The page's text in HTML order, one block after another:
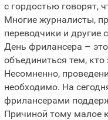
с гордостью говорят,
Многие журналисты,
переводчики и другие
День фрилансера –
объединиться тем, кто
Несомненно,
необходимо. На
фрилансерами
Причиной тому малое